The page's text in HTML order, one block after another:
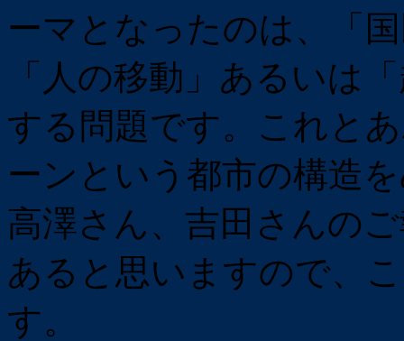
ーマとなったのは、「
「人の移動」あるいは
する問題です。これと
ーンという都市の構造
高澤さん、吉田さんの
あると思いますので、
す。